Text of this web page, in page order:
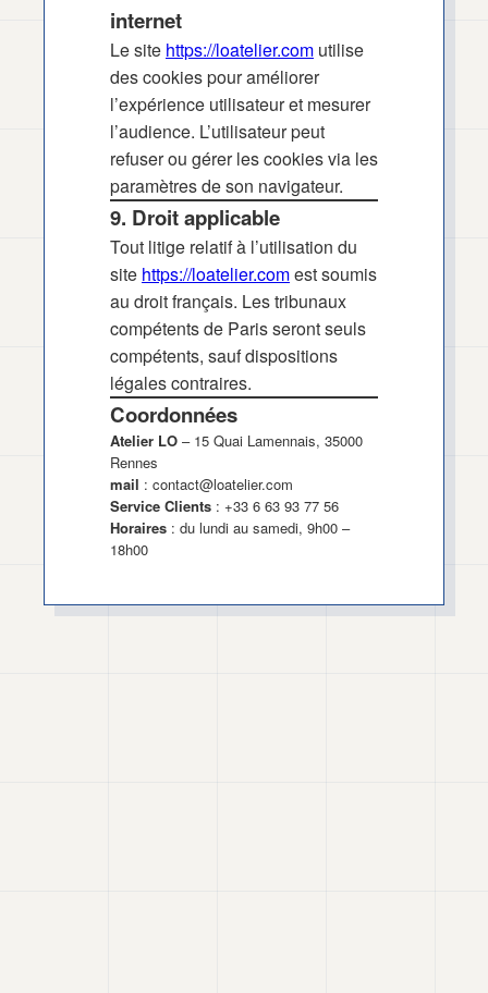
internet
Le site https://loatelier.com utilise
des cookies pour améliorer
l’expérience utilisateur et mesurer
l’audience. L’utilisateur peut
refuser ou gérer les cookies via les
paramètres de son navigateur.
9. Droit applicable
Tout litige relatif à l’utilisation du
site https://loatelier.comest soumis
au droit français. Les tribunaux
compétents de Paris seront seuls
compétents, sauf dispositions
légales contraires.
Coordonnées
Atelier LO – 15 Quai Lamennais, 35000
Rennes
mail : contact@loatelier.com
Service Clients : +33 6 63 93 77 56
Horaires : du lundi au samedi, 9h00 –
18h00